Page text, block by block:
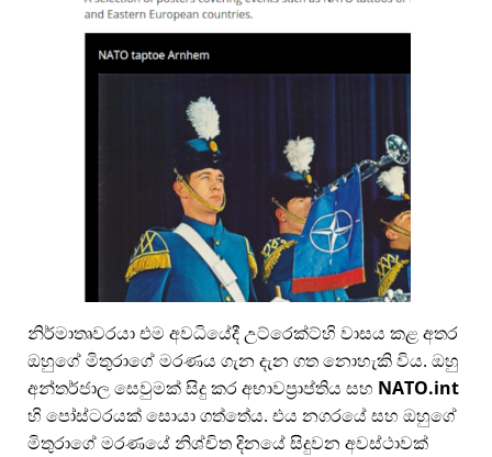
නිර්මාතෘවරයා එම අවධියේදී උට්රෙක්ට්හි වාසය කළ අතර
ඔහුගේ මිතුරාගේ මරණය ගැන දැන ගත නොහැකි විය. ඔහු
අන්තර්ජාල සෙවුමක් සිදු කර අභාවප්‍රාප්තිය සහ NATO.int
හි පෝස්ටරයක් සොයා ගත්තේය. එය නගරයේ සහ ඔහුගේ
මිතුරාගේ මරණයේ නිශ්චිත දිනයේ සිදුවන අවස්ථාවක්